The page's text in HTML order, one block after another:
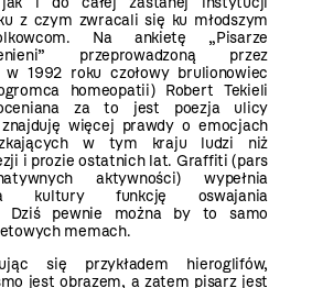
z czym zwracali się ku młodszym
Na ankietę „Pisarze
przeprowadzoną przez
w 1992 roku czołowy brulionowiec
homeopatii) Robert Tekieli
za to jest poezja ulicy
więcej prawdy o emocjach
w tym kraju ludzi niż
i prozie ostatnich lat. Graffiti (pars
aktywności) wypełnia
kultury funkcję oswajania
Dziś pewnie można by to samo
memach.
się przykładem hieroglifów,
jest obrazem, a zatem pisarz jest